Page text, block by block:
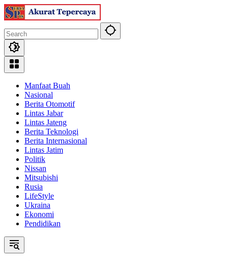
Skip
to
Manfaat Buah
Nasional
Berita Otomotif
Lintas Jabar
Lintas Jateng
Berita Teknologi
Berita Internasional
Lintas Jatim
Politik
Nissan
Mitsubishi
Rusia
LifeStyle
Ukraina
Ekonomi
Pendidikan